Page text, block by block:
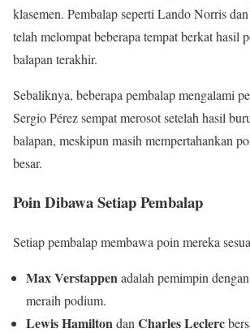
klasemen. Pembalap seperti Lando Norris
telah melompat beberapa tempat berkat hasil
balapan terakhir.
Sebaliknya, beberapa pembalap mengalami
Sergio Pérez sempat merosot setelah hasil
balapan, meskipun masih mempertahankan
besar.
Poin Dibawa Setiap Pembalap
Setiap pembalap membawa poin mereka
Max Verstappenadalah pemimpin
meraih podium.
Lewis Hamiltondan Charles Leclerc